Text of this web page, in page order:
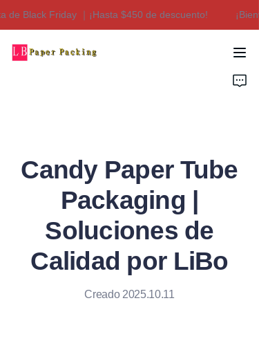
Black Friday ｜¡Hasta $450 de descuento!
¡Bienvenido a nuestra
Friday ｜¡Hasta $450
Candy Paper Tube
Packaging |
Soluciones de
Calidad por LiBo
Creado 2025.10.11
Hogar
Contáctenos